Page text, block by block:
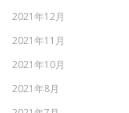
2021年12月
2021年11月
2021年10月
2021年8月